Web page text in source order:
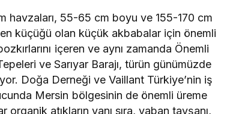
havzaları, 55-65 cm boyu ve 155-170 cm
küçüğü olan küçük akbabalar için önemli
içeren ve aynı zamanda Önemli
ve Sarıyar Barajı, türün günümüzde
Doğa Derneği ve Vaillant Türkiye’nin iş
Mersin bölgesinin de önemli üreme
organik atıkların yanı sıra, yaban tavşanı,